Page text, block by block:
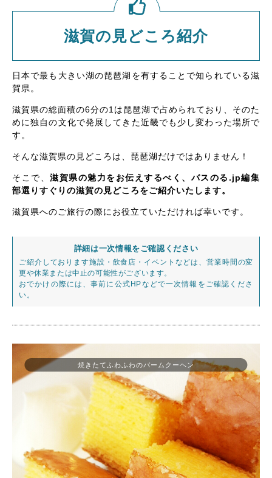
滋賀の見どころ紹介
日本で最も大きい湖の琵琶湖を有することで知られている滋
賀県。
滋賀県の総面積の6分の1は琵琶湖で占められており、そのた
めに独自の文化で発展してきた近畿でも少し変わった場所で
す。
そんな滋賀県の見どころは、琵琶湖だけではありません！
そこで、滋賀県の魅力をお伝えするべく、バスのる.jp編集
部選りすぐりの滋賀の見どころをご紹介いたします。
滋賀県へのご旅行の際にお役立ていただければ幸いです。
詳細は一次情報をご確認ください
ご紹介しております施設・飲食店・イベントなどは、営業時間の変
更や休業または中止の可能性がございます。
おでかけの際には、事前に公式HPなどで一次情報をご確認くださ
い。
焼きたてふわふわのバームクーヘン